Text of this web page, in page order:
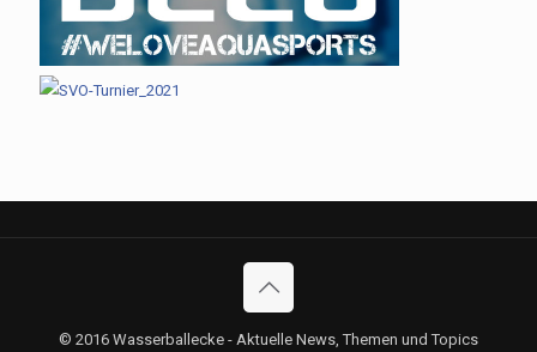
© 2016 Wasserballecke - Aktuelle News, Themen und Topics